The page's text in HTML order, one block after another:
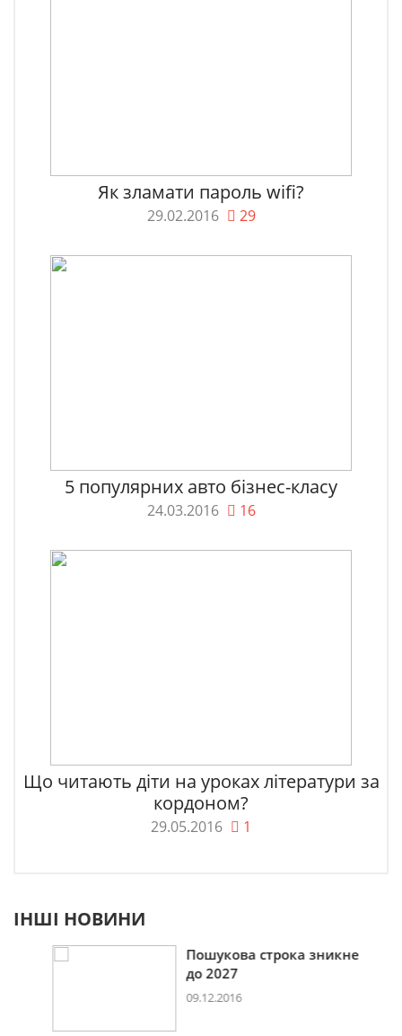
Як зламати пароль wifi?
29.02.2016 29
5 популярних авто бізнес-класу
24.03.2016 16
Що читають діти на уроках літератури за
кордоном?
29.05.2016 1
ІНШІ НОВИНИ
Пошукова строка зникне
до 2027
09.12.2016